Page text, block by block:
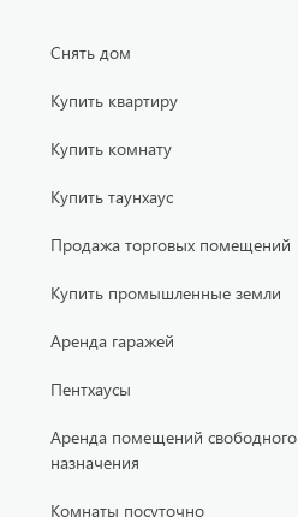
Снять дом
Купить квартиру
Купить комнату
Купить таунхаус
Продажа торговых помещений
Купить промышленные земли
Аренда гаражей
Пентхаусы
Аренда помещений свободного
назначения
Комнаты посуточно